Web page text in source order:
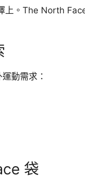
上。The North
動需求：
袋